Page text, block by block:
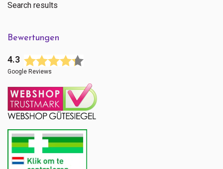
Search results
Bewertungen
4.3
Google Reviews